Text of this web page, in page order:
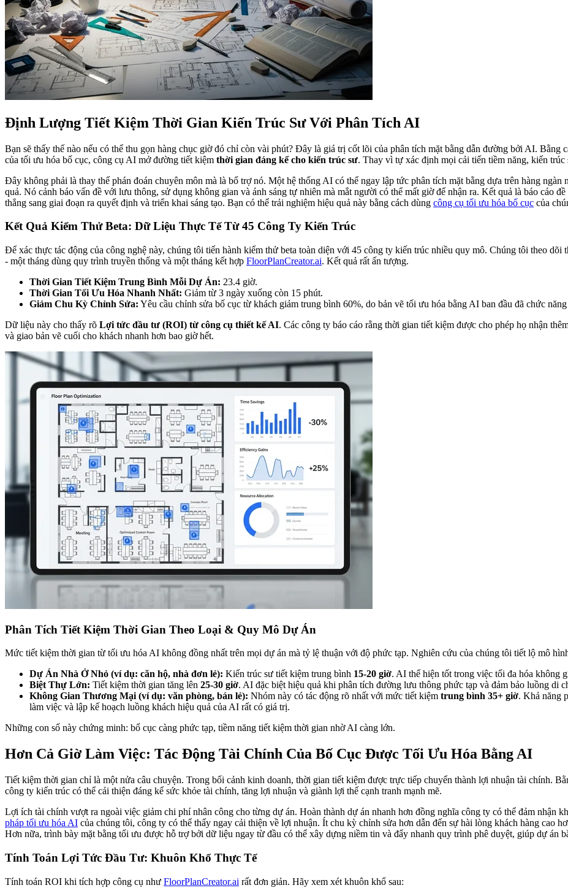
Định Lượng Tiết Kiệm Thời Gian Kiến Trúc Sư Với Phân Tích AI
Bạn sẽ thấy thế nào nếu có thể thu gọn hàng chục giờ đó chỉ còn vài phút? Đây là giá trị cốt lõi của phân tích mặt bằng dẫn đường bởi AI.
của tối ưu hóa bố cục, công cụ AI mở đường tiết kiệm thời gian đáng kể cho kiến trúc sư. Thay vì tự xác định mọi cải tiến tiềm năng, kiến
Đây không phải là thay thế phán đoán chuyên môn mà là bổ trợ nó. Một hệ thống AI có thể ngay lập tức phân tích mặt bằng dựa trên hàng
quả. Nó cảnh báo vấn đề với lưu thông, sử dụng không gian và ánh sáng tự nhiên mà mắt người có thể mất giờ để nhận ra. Kết quả là báo cáo
thẳng sang giai đoạn ra quyết định và triển khai sáng tạo. Bạn có thể trải nghiệm hiệu quả này bằng cách dùng công cụ tối ưu hóa bố cục của
Kết Quả Kiểm Thử Beta: Dữ Liệu Thực Tế Từ 45 Công Ty Kiến Trúc
Để xác thực tác động của công nghệ này, chúng tôi tiến hành kiểm thử beta toàn diện với 45 công ty kiến trúc nhiều quy mô. Chúng tôi theo
- một tháng dùng quy trình truyền thống và một tháng kết hợp FloorPlanCreator.ai. Kết quả rất ấn tượng.
Thời Gian Tiết Kiệm Trung Bình Mỗi Dự Án: 23.4 giờ.
Thời Gian Tối Ưu Hóa Nhanh Nhất: Giảm từ 3 ngày xuống còn 15 phút.
Giảm Chu Kỳ Chỉnh Sửa: Yêu cầu chỉnh sửa bố cục từ khách giảm trung bình 60%, do bản vẽ tối ưu hóa bằng AI ban đầu đã chức
Dữ liệu này cho thấy rõ Lợi tức đầu tư (ROI) từ công cụ thiết kế AI. Các công ty báo cáo rằng thời gian tiết kiệm được cho phép họ nhận
và giao bản vẽ cuối cho khách nhanh hơn bao giờ hết.
Phân Tích Tiết Kiệm Thời Gian Theo Loại & Quy Mô Dự Án
Mức tiết kiệm thời gian từ tối ưu hóa AI không đồng nhất trên mọi dự án mà tỷ lệ thuận với độ phức tạp. Nghiên cứu của chúng tôi tiết lộ mô
Dự Án Nhà Ở Nhỏ (ví dụ: căn hộ, nhà đơn lẻ): Kiến trúc sư tiết kiệm trung bình 15-20 giờ. AI thể hiện tốt trong việc tối đa hóa không
Biệt Thự Lớn: Tiết kiệm thời gian tăng lên 25-30 giờ. AI đặc biệt hiệu quả khi phân tích đường lưu thông phức tạp và đảm bảo luồng di
Không Gian Thương Mại (ví dụ: văn phòng, bán lẻ): Nhóm này có tác động rõ nhất với mức tiết kiệm trung bình 35+ giờ. Khả năng
làm việc và lập kế hoạch luồng khách hiệu quả của AI rất có giá trị.
Những con số này chứng minh: bố cục càng phức tạp, tiềm năng tiết kiệm thời gian nhờ AI càng lớn.
Hơn Cả Giờ Làm Việc: Tác Động Tài Chính Của Bố Cục Được Tối Ưu Hóa Bằng AI
Tiết kiệm thời gian chỉ là một nửa câu chuyện. Trong bối cảnh kinh doanh, thời gian tiết kiệm được trực tiếp chuyển thành lợi nhuận tài chính.
công ty kiến trúc có thể cải thiện đáng kể sức khỏe tài chính, tăng lợi nhuận và giành lợi thế cạnh tranh mạnh mẽ.
Lợi ích tài chính vượt ra ngoài việc giảm chi phí nhân công cho từng dự án. Hoàn thành dự án nhanh hơn đồng nghĩa công ty có thể đảm nhận
pháp tối ưu hóa AI của chúng tôi, công ty có thể thấy ngay cải thiện về lợi nhuận. Ít chu kỳ chỉnh sửa hơn dẫn đến sự hài lòng khách hàng cao
Hơn nữa, trình bày mặt bằng tối ưu được hỗ trợ bởi dữ liệu ngay từ đầu có thể xây dựng niềm tin và đẩy nhanh quy trình phê duyệt, giúp dự án
Tính Toán Lợi Tức Đầu Tư: Khuôn Khổ Thực Tế
Tính toán ROI khi tích hợp công cụ như FloorPlanCreator.ai rất đơn giản. Hãy xem xét khuôn khổ sau: